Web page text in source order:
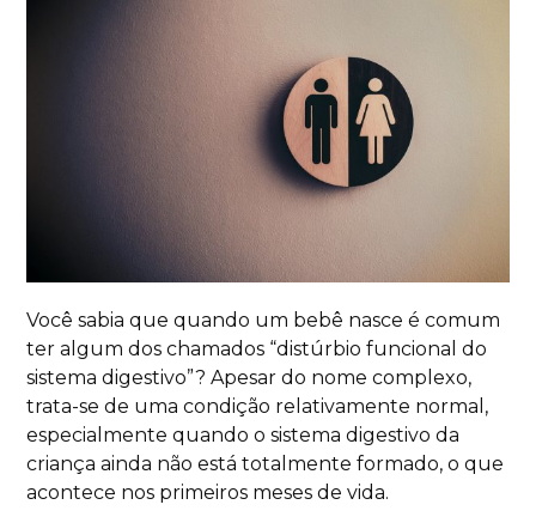
Você sabia que quando um bebê nasce é comum
ter algum dos chamados “distúrbio funcional do
sistema digestivo”? Apesar do nome complexo,
trata-se de uma condição relativamente normal,
especialmente quando o sistema digestivo da
criança ainda não está totalmente formado, o que
acontece nos primeiros meses de vida.